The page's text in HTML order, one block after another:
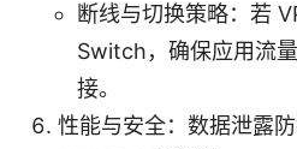
断线与切换策略：若
Switch，确保应用流
接。
性能与安全：数据泄露防